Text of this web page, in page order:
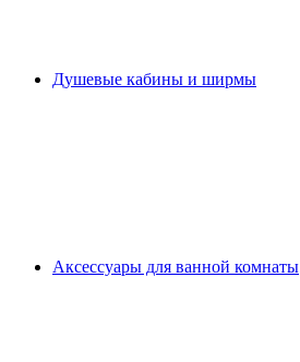
Душевые кабины и ширмы
Аксессуары для ванной комнаты